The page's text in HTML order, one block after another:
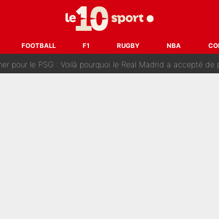
FOOTBALL F1 RUGBY NBA
transfert à l'OM, Quinten Timber raconte ses doutes
le transfert de Max Verstappen qui pourrait «faire des
le PSG : Voilà pourquoi le Real Madrid a accepté de payer la somme